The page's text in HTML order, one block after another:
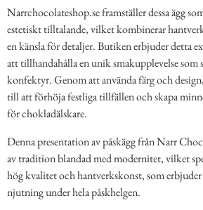
Narrchocolateshop.se framställer dessa ägg
estetiskt tilltalande, vilket kombinerar
en känsla för detaljer. Butiken erbjuder detta
att tillhandahålla en unik smakupplevelse
konfektyr. Genom att använda färg och
till att förhöja festliga tillfällen och skapa
för chokladälskare.
Denna presentation av påskägg från Narr
av tradition blandad med modernitet, vilket
hög kvalitet och hantverkskonst, som
njutning under hela påskhelgen.